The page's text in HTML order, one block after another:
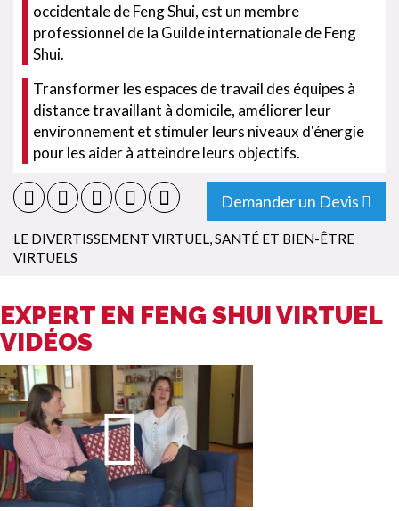
occidentale de Feng Shui, est un membre
professionnel de la Guilde internationale de Feng
Shui.
Transformer les espaces de travail des équipes à
distance travaillant à domicile, améliorer leur
environnement et stimuler leurs niveaux d'énergie
pour les aider à atteindre leurs objectifs.
Demander un Devis
LE DIVERTISSEMENT VIRTUEL,SANTÉ ET BIEN-ÊTRE
VIRTUELS
EXPERT EN FENG SHUI VIRTUEL
VIDÉOS